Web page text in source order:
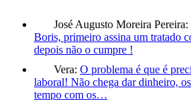
José Augusto Moreira Pereira:
Boris, primeiro assina um tratado
depois não o cumpre !
Vera: O problema é que é
laboral! Não chega dar dinheiro,
tempo com os…